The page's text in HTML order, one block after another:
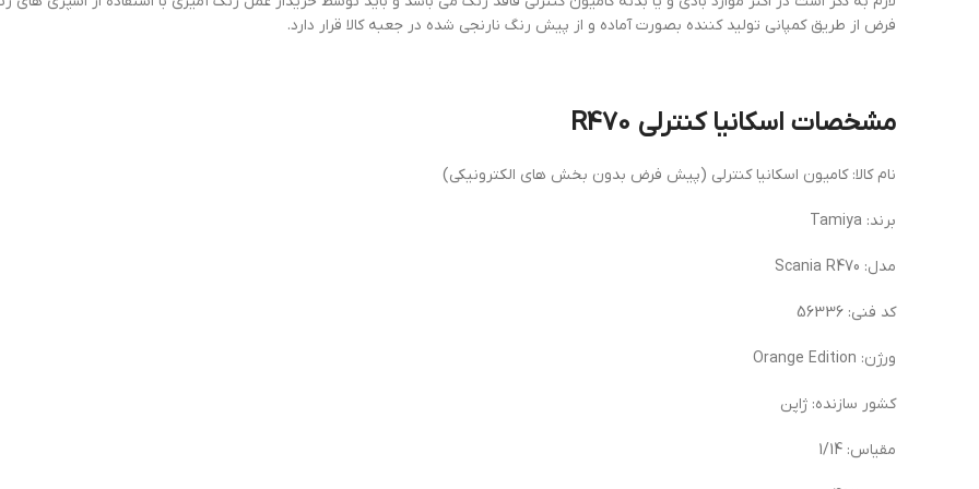
فرض از طریق کمپانی تولید کننده بصورت آماده و از پیش رنگ نارنجی شده در جعبه کالا قرار دارد.
مشخصات اسکانیا کنترلی R470
نام کالا: کامیون اسکانیا کنترلی (پیش فرض بدون بخش های الکترونیکی)
برند: Tamiya
مدل: Scania R470
کد فنی: 56336
ورژن: Orange Edition
کشور سازنده: ژاپن
مقیاس: 1/14